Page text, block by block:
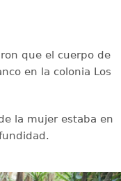
que el cuerpo de
en la colonia Los
la mujer estaba en